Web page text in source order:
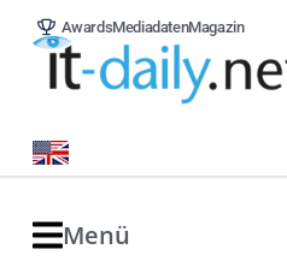
AwardsMediadatenMagazin
Menü